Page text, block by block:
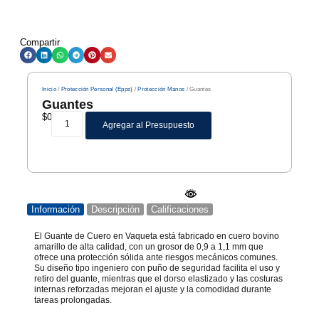
Compartir
Inicio/ Protección Personal (Epps) /Protección Manos / Guantes
Guantes
$0
Agregar al Presupuesto
Información Descripción Calificaciones
El Guante de Cuero en Vaqueta está fabricado en cuero bovino
amarillo de alta calidad, con un grosor de 0,9 a 1,1 mm que
ofrece una protección sólida ante riesgos mecánicos comunes.
Su diseño tipo ingeniero con puño de seguridad facilita el uso y
retiro del guante, mientras que el dorso elastizado y las costuras
internas reforzadas mejoran el ajuste y la comodidad durante
tareas prolongadas.